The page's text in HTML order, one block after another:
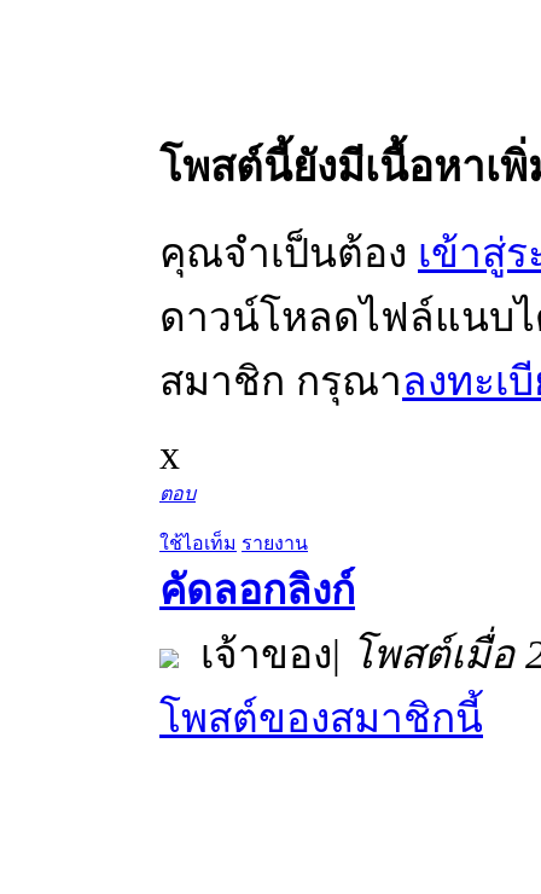
โพสต์นี้ยังมีเนื้อหาเพิ่
คุณจำเป็นต้อง เข้าสู่
ดาวน์โหลดไฟล์แนบ
สมาชิก กรุณาลงทะเ
x
ตอบ
ใช้ไอเท็ม รายงาน
คัดลอกลิงก์
เจ้าของ| โพสต์เมื่อ
โพสต์ของสมาชิกนี้